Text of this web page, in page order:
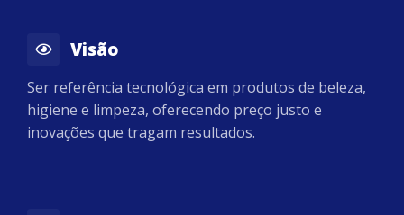
Visão
Ser referência tecnológica em produtos de beleza,
higiene e limpeza, oferecendo preço justo e
inovações que tragam resultados.